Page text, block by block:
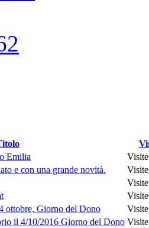
Emilia
e con una grande novità.
ottobre, Giorno del Dono
il 4/10/2016 Giorno del Dono